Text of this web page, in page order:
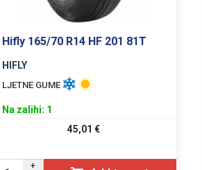
Hifly 165/70 R14 HF 201 81T
HIFLY
LJETNE GUME
Na zalihi: 1
45,01€
+